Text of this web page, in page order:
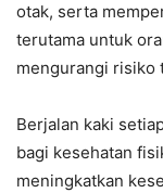
otak, serta
terutama untuk
mengurangi risiko
Berjalan kaki
bagi kesehatan
meningkatkan